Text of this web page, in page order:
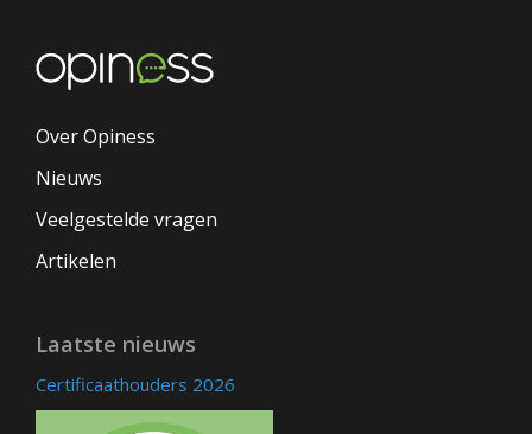
Over Opiness
Nieuws
Veelgestelde vragen
Artikelen
Laatste nieuws
Certificaathouders 2026